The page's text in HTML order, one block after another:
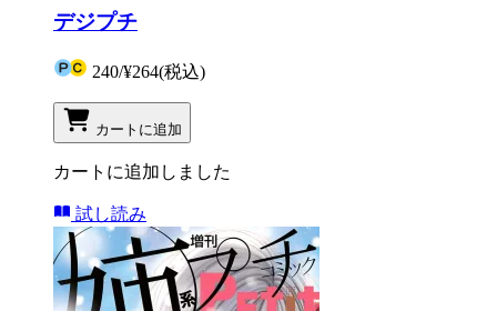
デジプチ
240/¥264(税込)
カートに追加
カートに追加しました
試し読み